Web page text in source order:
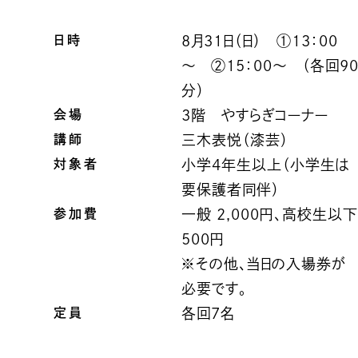
日時
8月31日（日） ①13：00
～ ②15：00～ （各回
分）
会場 3階 やすらぎコーナー
講師 三木表悦（漆芸）
対象者
小学4年生以上（小学生は
要保護者同伴）
参加費
一般 2,000円、高校生以下
500円
※その他、当日の入場券が
必要です。
定員 各回7名